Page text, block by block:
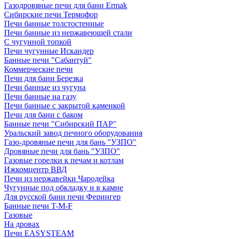
Газодровяные печи для бани Ermak
Сибирские печи Термофор
Печи банные толстостенные
Печи банные из нержавеющей стали
С чугунной топкой
Печи чугунные Искандер
Банные печи "Сабантуй"
Коммерческие печи
Печи для бани Березка
Печи банные из чугуна
Печи банные на газу
Печи банные с закрытой каменкой
Печи для бани с баком
Банные печи "Сибирский ПАР"
Уральский завод печного оборудования
Газо-дровяные печи для бань "УЗПО"
Дровяные печи для бань "УЗПО"
Газовые горелки к печам и котлам
Ижкомцентр ВВД
Печи из нержавейки Чародейка
Чугунные под обкладку и в камне
Для русской бани печи Ферингер
Банные печи T-M-F
Газовые
На дровах
Печи EASYSTEAM